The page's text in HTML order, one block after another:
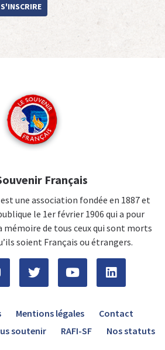
S'INSCRIRE
Français
une association fondée en 1887 et
le 1er février 1906 qui a pour
de tous ceux qui sont morts
soient Français ou étrangers.
Mentions légales
Contact
soutenir RAFI-SF Nos statuts